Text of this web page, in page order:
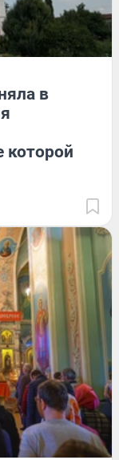
в
которой